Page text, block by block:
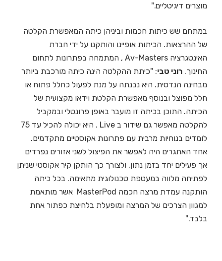
מוצרים דיגיטליים."
במתחם שש כיתות חכמות וביניהן כיתה המאפשרת הקלטה
של ההרצאות. הכיתות אופיינו והותקנו על ידי חברת
האינטגרציה Av-Masters , המתמחה בפתרונות לתחום
החינוך. רוני טבי: "כיתת ההקלטה הינה כיתה מורכבת ביותר
מבחינה הנדסית. היא נבנתה על מנת לפעול כחלל פתוח או
חלל מפוצל ובנוסף מאפשרת הקלטת וידאו מקצועית של
הכיתה. התוכן בכיתה זו מועבר באופן פרונטלי ובמקביל
להקלטה מאפשר גם שידור ב Live . היא יכולה להכיל עד 75
לומדים בנוחיות מרבית עם פתרונות אקוסטיים מתקדמים.
אחד האתגרים היה לאפשר את הפיצול לשני אזורים נפרדים
אך פעילים יחד בזמן נתון, ולצורך כך הותקן קיר אקוסטי שניתן
לפתיחה מלווה במעטפת טכנולוגית מתאימה. בכל כיתה
הותקנה עמדת מרצה חכמה MasterPod אשר מותאמת
למגוון הצרכים של המרצה ומופעלת בלחיצת כפתור אחת
בלבד."